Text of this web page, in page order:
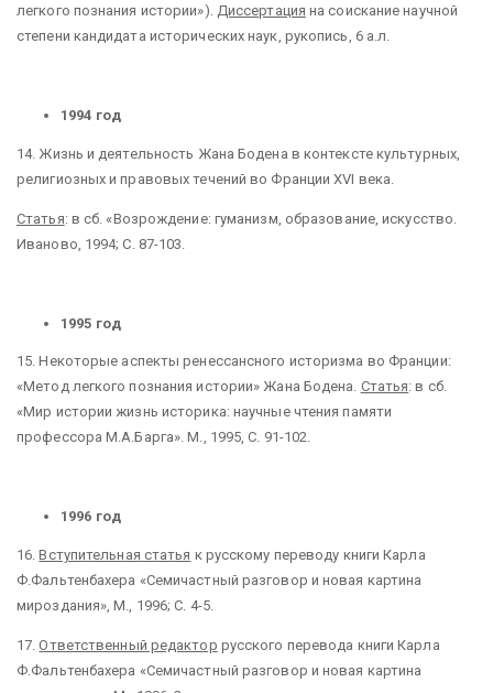
легкого познания истории»). Диссертация на соискание научной
степени кандидата исторических наук, рукопись, 6 а.л.
1994 год
14. Жизнь и деятельность Жана Бодена в контексте культурных,
религиозных и правовых течений во Франции XVI века.
Статья: в сб. «Возрождение: гуманизм, образование, искусство.
Иваново, 1994; С. 87-103.
1995 год
15. Некоторые аспекты ренессансного историзма во Франции:
«Метод легкого познания истории» Жана Бодена. Статья: в сб.
«Мир истории жизнь историка: научные чтения памяти
профессора М.А.Барга». М., 1995, С. 91-102.
1996 год
16. Вступительная статья к русскому переводу книги Карла
Ф.Фальтенбахера «Семичастный разговор и новая картина
мироздания», М., 1996; С. 4-5.
17. Ответственный редактор русского перевода книги Карла
Ф.Фальтенбахера «Семичастный разговор и новая картина